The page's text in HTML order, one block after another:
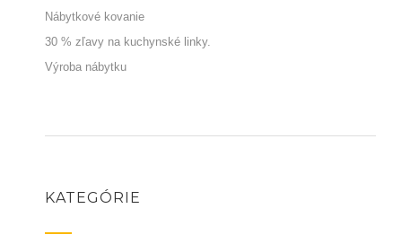
Nábytkové kovanie
30 % zľavy na kuchynské linky.
Výroba nábytku
KATEGÓRIE